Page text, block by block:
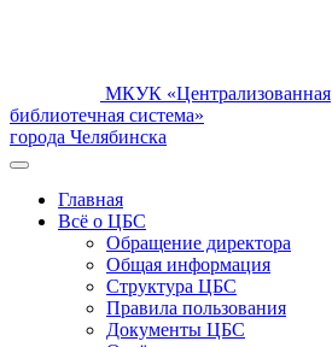
МКУК «Централизованная
библиотечная система»
города Челябинска
Главная
Всё о ЦБС
Обращение директора
Общая информация
Структура ЦБС
Правила пользования
Документы ЦБС